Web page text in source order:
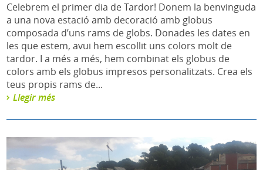
Celebrem el primer dia de Tardor! Donem la benvinguda
a una nova estació amb decoració amb globus
composada d’uns rams de globs. Donades les dates en
les que estem, avui hem escollit uns colors molt de
tardor. I a més a més, hem combinat els globus de
colors amb els globus impresos personalitzats. Crea els
teus propis rams de...
Llegir més